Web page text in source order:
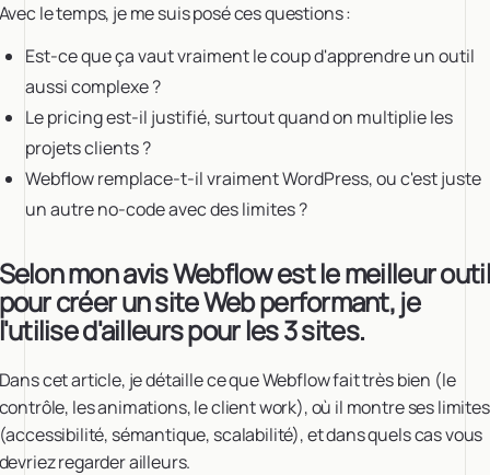
le temps, je me suis posé ces questions :
Est-ce que ça vaut vraiment le coup d'apprendre un outil
aussi complexe ?
Le pricing est-il justifié, surtout quand on multiplie les
projets clients ?
Webflow remplace-t-il vraiment WordPress, ou c'est juste
un autre no-code avec des limites ?
mon avis Webflow est le meilleur outil
créer un site Web performant, je
d'ailleurs pour les 3 sites.
cet article, je détaille ce que Webflow fait très bien (le
les animations, le client work), où il montre ses limites
sémantique, scalabilité), et dans quels cas vous
regarder ailleurs.